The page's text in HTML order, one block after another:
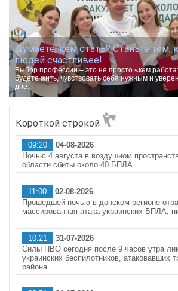
Думаете, кем стать? Станьте тем,
людей счастливее!
Выбор профессии – это не просто «кем
будете жить, чувствовать себя нужным и
дне.
Короткой строкой
09:20
04-08-2026
Ночью 4 августа в воздушном
области сбиты около 40 БПЛА.
11:00
02-08-2026
Прошедшей ночью в донском регионе
массированная атака украинских БПЛА,
10:21
31-07-2026
Силы ПВО сегодня после 9 часов утра
украинских беспилотников, атаковавших
района